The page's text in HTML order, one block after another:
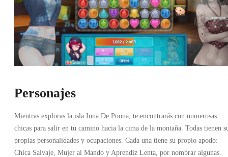
Personajes
Mientras exploras la isla Inna De Poona, te encontrarás con numerosas
chicas para salir en tu camino hacia la cima de la montaña. Todas tienen
propias personalidades y ocupaciones. Cada una tiene su propio apodo:
Chica Salvaje, Mujer al Mando y Aprendiz Lenta, por nombrar algunas.